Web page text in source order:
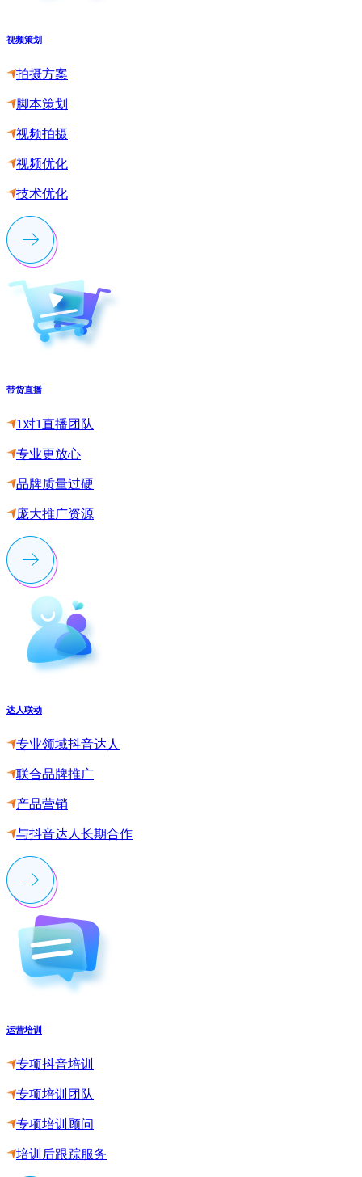
视频策划
拍摄方案
脚本策划
视频拍摄
视频优化
技术优化
带货直播
1对1直播团队
专业更放心
品牌质量过硬
庞大推广资源
达人联动
专业领域抖音达人
联合品牌推广
产品营销
与抖音达人长期合作
运营培训
专项抖音培训
专项培训团队
专项培训顾问
培训后跟踪服务